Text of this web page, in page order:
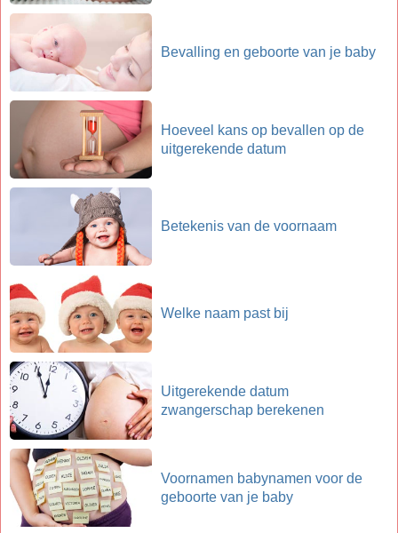
Bevalling en geboorte van je baby
Hoeveel kans op bevallen op de
uitgerekende datum
Betekenis van de voornaam
Welke naam past bij
Uitgerekende datum
zwangerschap berekenen
Voornamen babynamen voor de
geboorte van je baby